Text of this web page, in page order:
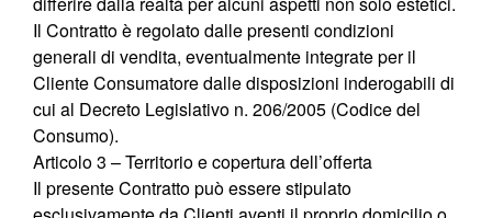
Il Contratto è regolato dalle presenti condizioni
generali di vendita, eventualmente integrate per il
Cliente Consumatore dalle disposizioni inderogabili di
cui al Decreto Legislativo n. 206/2005 (Codice del
Consumo).
Articolo 3 – Territorio e copertura dell’offerta
Il presente Contratto può essere stipulato